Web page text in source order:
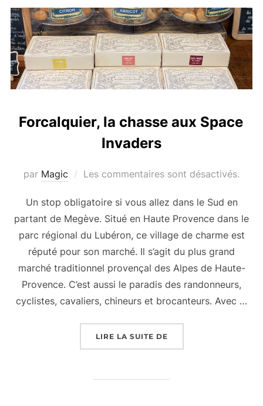
Forcalquier, la chasse aux Space
Invaders
par Magic Les commentaires sont désactivés.
Un stop obligatoire si vous allez dans le Sud en
partant de Megève. Situé en Haute Provence dans le
parc régional du Lubéron, ce village de charme est
réputé pour son marché. Il s’agit du plus grand
marché traditionnel provençal des Alpes de Haute-
Provence. C’est aussi le paradis des randonneurs,
cyclistes, cavaliers, chineurs et brocanteurs. Avec …
LIRE LA SUITE DE